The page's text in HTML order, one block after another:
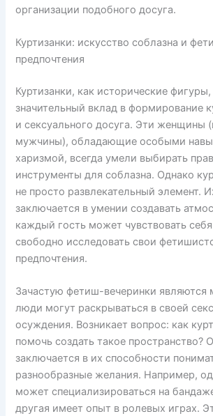
организации подобного досуга.
Куртизанки: искусство соблазна и
предпочтения
Куртизанки, как исторические фигуры,
значительный вклад в формирование
и сексуального досуга. Эти женщины
мужчины), обладающие особыми
харизмой, всегда умели выбирать
инструменты для соблазна. Однако
не просто развлекательный элемент.
заключается в умении создавать
каждый гость может чувствовать
свободно исследовать свои
предпочтения.
Зачастую фетиш-вечеринки являются
люди могут раскрываться в своей
осуждения. Возникает вопрос: как
помочь создать такое пространство?
заключается в их способности
разнообразные желания. Например,
может специализироваться на
другая имеет опыт в ролевых играх.